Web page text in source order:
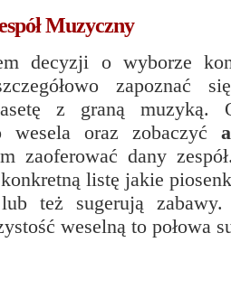
Muzyczny
decyzji o wyborze
zapoznać
z graną muzyką.
wesela oraz zobaczyć
zaoferować dany
listę jakie
też sugerują
weselną to połowa